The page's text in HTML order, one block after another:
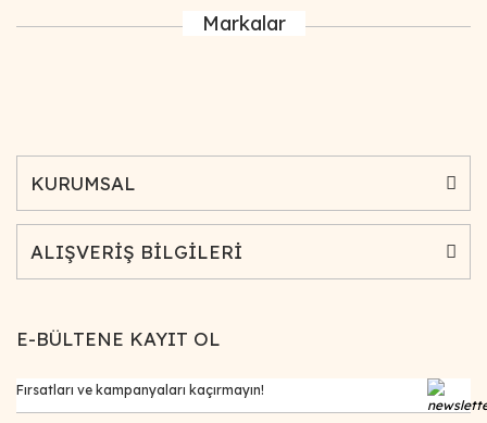
Markalar
KURUMSAL
ALIŞVERİŞ BİLGİLERİ
E-BÜLTENE KAYIT OL